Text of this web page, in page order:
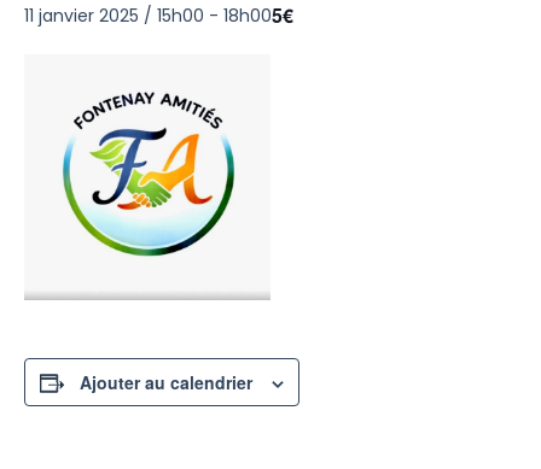
11 janvier 2025 / 15h00 - 18h005€
Ajouter au calendrier